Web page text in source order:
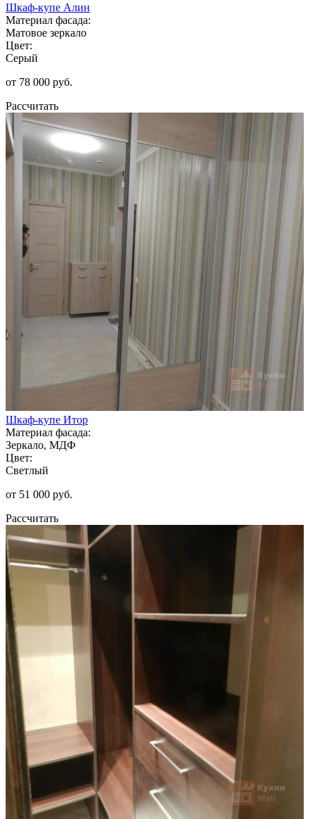
Шкаф-купе Алин
Материал фасада:
Матовое зеркало
Цвет:
Серый
от 78 000 руб.
Рассчитать
Шкаф-купе Итор
Материал фасада:
Зеркало, МДФ
Цвет:
Светлый
от 51 000 руб.
Рассчитать